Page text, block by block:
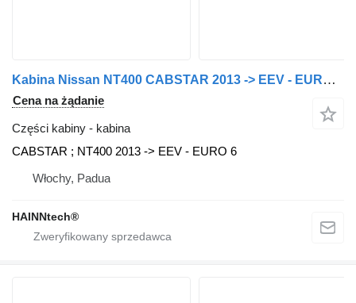
Kabina Nissan NT400 CABSTAR 2013 -> EEV - EURO 6 do dostawczego Nissan
Cena na żądanie
Części kabiny - kabina
CABSTAR ; NT400 2013 -> EEV - EURO 6
Włochy, Padua
HAINNtech®